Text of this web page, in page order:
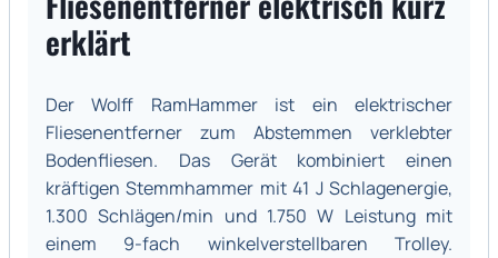
erklärt
Der Wolff RamHammer ist ein elektrischer
Fliesenentferner zum Abstemmen verklebter
Bodenfliesen. Das Gerät kombiniert einen
kräftigen Stemmhammer mit 41 J Schlagenergie,
1.300 Schlägen/min und 1.750 W Leistung mit
einem 9-fach winkelverstellbaren Trolley.